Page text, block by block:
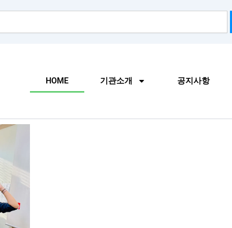
HOME 기관소개 공지사항